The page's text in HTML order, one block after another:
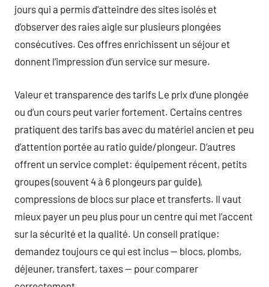
jours qui a permis d’atteindre des sites isolés et
d’observer des raies aigle sur plusieurs plongées
consécutives. Ces offres enrichissent un séjour et
donnent l’impression d’un service sur mesure.
Valeur et transparence des tarifs Le prix d’une plongée
ou d’un cours peut varier fortement. Certains centres
pratiquent des tarifs bas avec du matériel ancien et peu
d’attention portée au ratio guide/plongeur. D’autres
offrent un service complet: équipement récent, petits
groupes (souvent 4 à 6 plongeurs par guide),
compressions de blocs sur place et transferts. Il vaut
mieux payer un peu plus pour un centre qui met l’accent
sur la sécurité et la qualité. Un conseil pratique:
demandez toujours ce qui est inclus — blocs, plombs,
déjeuner, transfert, taxes — pour comparer